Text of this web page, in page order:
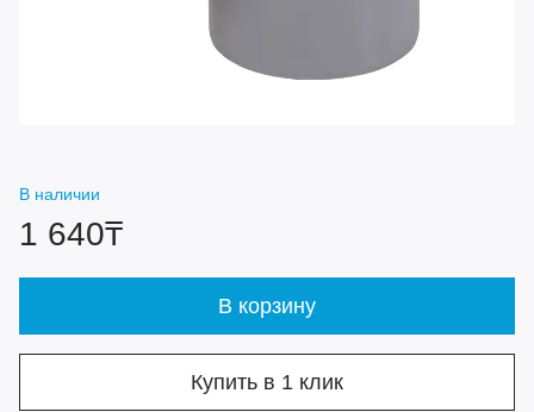
В наличии
1 640₸
В корзину
Купить в 1 клик